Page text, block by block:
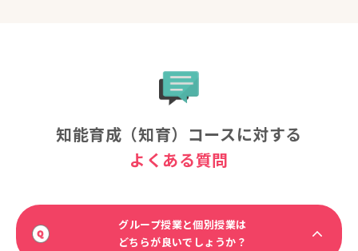
知能育成（知育）コースに対する
よくある質問
グループ授業と個別授業は
どちらが良いでしょうか？